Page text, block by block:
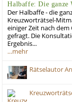
Halbaffe: Die ganze
Der Halbaffe - die
Kreuzworträtsel-
einiger Zeit nach
gefragt. Die
Ergebnis...
…mehr
Rätselautor